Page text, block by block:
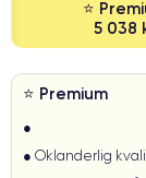
⭐
5 038
⭐ Premium
●
● Oklanderlig